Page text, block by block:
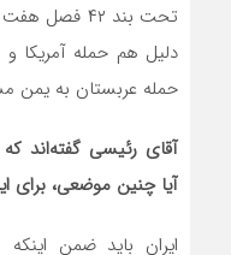
تحت بند ۴۲
دلیل هم حمله آمریکا و
حمله عربستان به یمن
آقای رئیسی گفته‌اند
آیا چنین موضعی، برای
ایران باید ضمن